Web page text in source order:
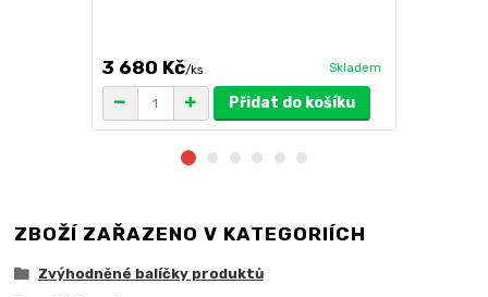
3 680 Kč/ks Skladem
Přidat do košíku
ZBOŽÍ ZAŘAZENO V KATEGORIÍCH
Zvýhodněné balíčky produktů